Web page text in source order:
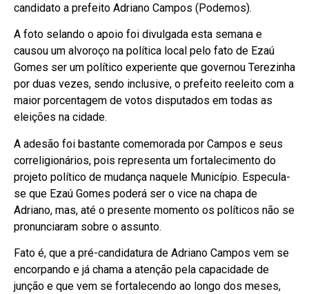
candidato a prefeito Adriano Campos (Podemos).
A foto selando o apoio foi divulgada esta semana e
causou um alvoroço na política local pelo fato de Ezaú
Gomes ser um político experiente que governou Terezinha
por duas vezes, sendo inclusive, o prefeito reeleito com a
maior porcentagem de votos disputados em todas as
eleições na cidade.
A adesão foi bastante comemorada por Campos e seus
correligionários, pois representa um fortalecimento do
projeto político de mudança naquele Município. Especula-
se que Ezaú Gomes poderá ser o vice na chapa de
Adriano, mas, até o presente momento os políticos não se
pronunciaram sobre o assunto.
Fato é, que a pré-candidatura de Adriano Campos vem se
encorpando e já chama a atenção pela capacidade de
junção e que vem se fortalecendo ao longo dos meses,